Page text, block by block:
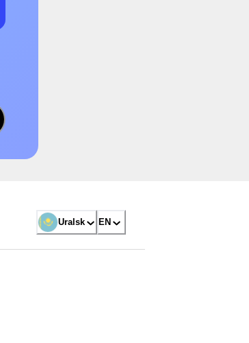
Uralsk EN